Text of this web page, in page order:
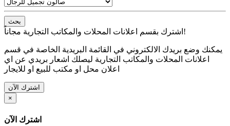
بحث
اشترك بقسم اعلانات المحلات والمكاتب التجارية مجاناً!
يمكنك وضع بريدك الالكتروني في القائمة البريدية الخاصة في قسم
اعلانات المحلات والمكاتب التجارية ليصلك اشعار بريدي عن اي
اعلان محل او مكتب للبيع او للايجار
اشترك الآن
×
اشترك الآن